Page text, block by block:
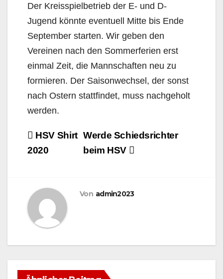
Der Kreisspielbetrieb der E- und D-
Jugend könnte eventuell Mitte bis Ende
September starten. Wir geben den
Vereinen nach den Sommerferien erst
einmal Zeit, die Mannschaften neu zu
formieren. Der Saisonwechsel, der sonst
nach Ostern stattfindet, muss nachgeholt
werden.
Beitragsnavigation
Werde Schiedsrichter
beim HSV
HSV Shirt
2020
Von admin2023